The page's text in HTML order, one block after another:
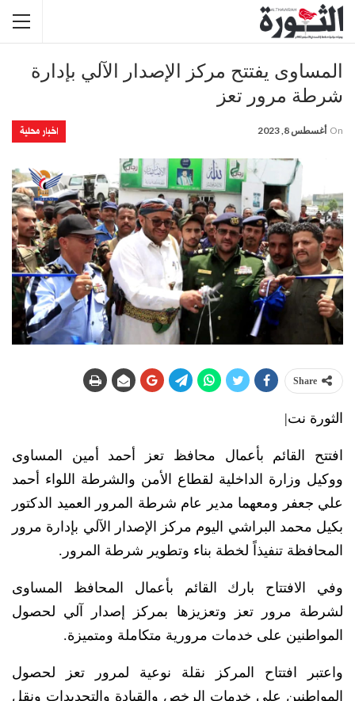
المساوى يفتتح مركز الإصدار الآلي بإدارة
شرطة مرور تعز
اخبار محلية On أغسطس 8, 2023
Share
الثورة نت|
افتتح القائم بأعمال محافظ تعز أحمد أمين المساوى
ووكيل وزارة الداخلية لقطاع الأمن والشرطة اللواء أحمد
علي جعفر ومعهما مدير عام شرطة المرور العميد الدكتور
بكيل محمد البراشي اليوم مركز الإصدار الآلي بإدارة مرور
المحافظة تنفيذاً لخطة بناء وتطوير شرطة المرور.
وفي الافتتاح بارك القائم بأعمال المحافظ المساوى
لشرطة مرور تعز وتعزيزها بمركز إصدار آلي لحصول
المواطنين على خدمات مرورية متكاملة ومتميزة.
واعتبر افتتاح المركز نقلة نوعية لمرور تعز لحصول
المواطنين على خدمات الرخص والقيادة والتجديدات ونقل